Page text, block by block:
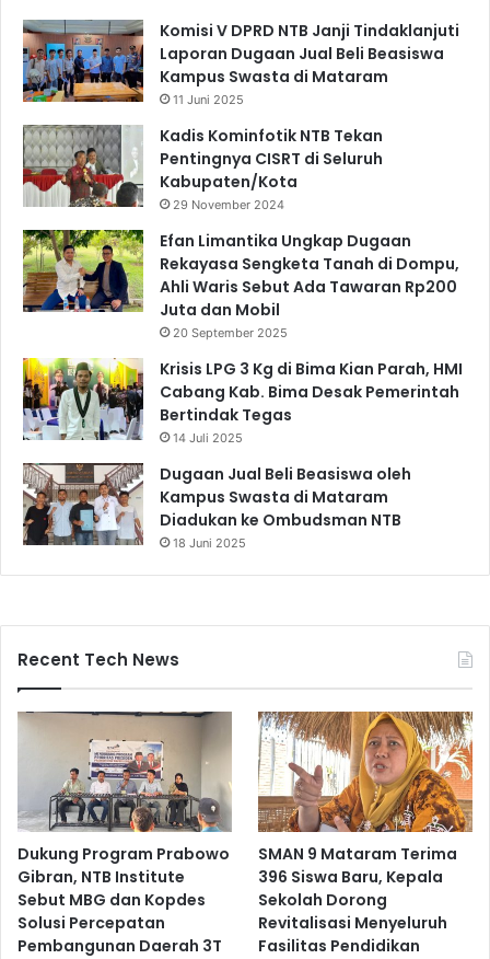
Komisi V DPRD NTB Janji Tindaklanjuti
Laporan Dugaan Jual Beli Beasiswa
Kampus Swasta di Mataram
11 Juni 2025
Kadis Kominfotik NTB Tekan
Pentingnya CISRT di Seluruh
Kabupaten/Kota
29 November 2024
Efan Limantika Ungkap Dugaan
Rekayasa Sengketa Tanah di Dompu,
Ahli Waris Sebut Ada Tawaran Rp200
Juta dan Mobil
20 September 2025
Krisis LPG 3 Kg di Bima Kian Parah, HMI
Cabang Kab. Bima Desak Pemerintah
Bertindak Tegas
14 Juli 2025
Dugaan Jual Beli Beasiswa oleh
Kampus Swasta di Mataram
Diadukan ke Ombudsman NTB
18 Juni 2025
Recent Tech News
Dukung Program Prabowo
Gibran, NTB Institute
Sebut MBG dan Kopdes
Solusi Percepatan
Pembangunan Daerah 3T
SMAN 9 Mataram Terima
396 Siswa Baru, Kepala
Sekolah Dorong
Revitalisasi Menyeluruh
Fasilitas Pendidikan